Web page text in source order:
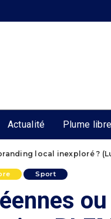
Actualité Plume libre
local inexploré ?
Sport